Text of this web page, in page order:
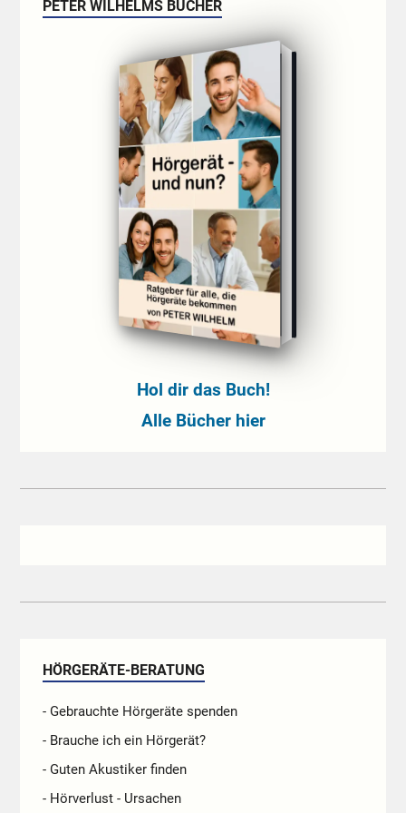
PETER WILHELMS BÜCHER
Hol dir das Buch!
Alle Bücher hier
HÖRGERÄTE-BERATUNG
- Gebrauchte Hörgeräte spenden
- Brauche ich ein Hörgerät?
- Guten Akustiker finden
- Hörverlust - Ursachen